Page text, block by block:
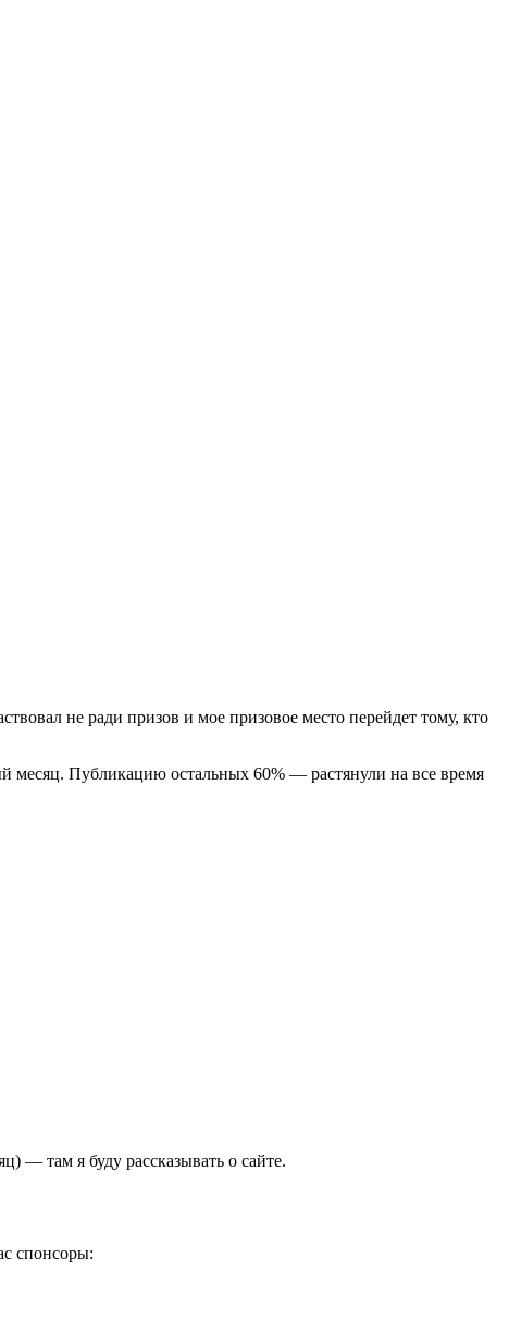
не ради призов и мое призовое место перейдет тому, кто
месяц. Публикацию остальных 60% — растянули на все время
— там я буду рассказывать о сайте.
спонсоры: